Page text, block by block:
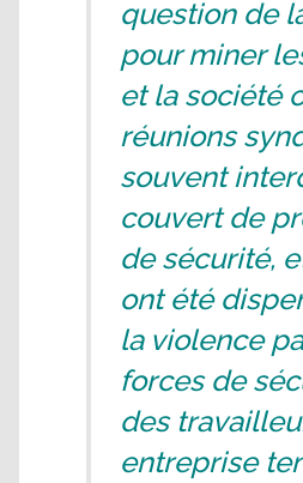
question de
pour miner
et la société
réunions
souvent
couvert de
de sécurité,
ont été
la violence
forces de
des
entreprise